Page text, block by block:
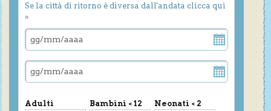
Se la città di ritorno è diversa dall'andata clicca qui
»
Adulti Bambini < 12 Neonati < 2